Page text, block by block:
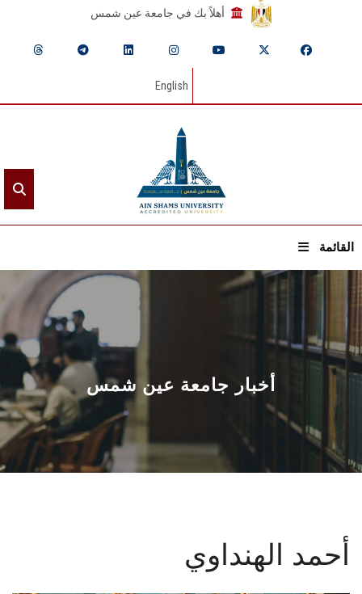
أهلاً بك في جامعة عين شمس
English
القائمة
الرئيسيـة
عن الجامعة
القطاعـات
الشئون الأكاديمية
البحث العلمي
أخبار جامعة عين شمس
أحمد الهنداوي